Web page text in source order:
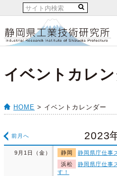
イベントカレ
HOME > イベントカレンダー
前月へ 2023
9月1日（金） 静岡
静岡県庁仕事
浜松
静岡県庁仕事
す！